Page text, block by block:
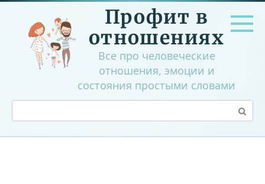
Перейти
контенту
Профит в
отношениях
Все про человеческие
отношения, эмоции и
состояния простыми словами
Поиск: